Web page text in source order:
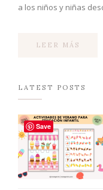
a los niños y niñas
LEER MÁS
LATEST POSTS
Save